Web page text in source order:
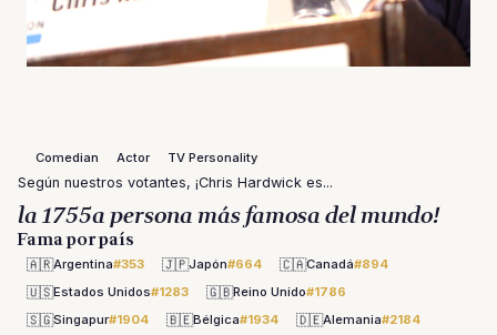
Comedian Actor TV Personality
Según nuestros votantes, ¡Chris Hardwick es...
la 1755a persona más famosa del mundo!
Fama por país
🇦🇷Argentina#353 🇯🇵Japón#664 🇨🇦Canadá#894
🇺🇸Estados Unidos#1283 🇬🇧Reino Unido#1786
🇸🇬Singapur#1904 🇧🇪Bélgica#1934 🇩🇪Alemania#2184